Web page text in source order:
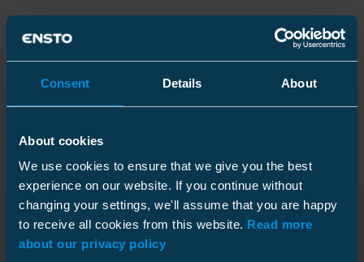
Consent Details About
About cookies
We use cookies to ensure that we give you the best
experience on our website. If you continue without
changing your settings, we'll assume that you are happy
to receive all cookies from this website. Read more
about our privacy policy
Tekniske spesifikasjoner
Mål
Vekt 0.25 kg
Forpakning
Kartong
Nedlastinger